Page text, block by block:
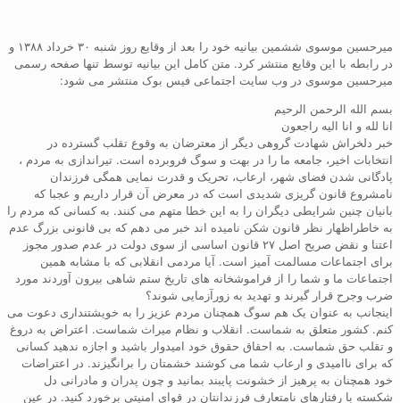
میرحسین موسوی ششمین بیانیه خود را بعد از وقایع روز شنبه ۳۰ خرداد ۱۳۸۸ و
در رابطه با این وقایع منتشر کرد. متن کامل این بیانیه توسط تنها صفحه رسمی
میرحسین موسوی در وب سایت اجتماعی فیس بوک منتشر می شود:
بسم الله الرحمن الرحیم
انا لله و انا الیه راجعون
خبر دلخراش شهادت گروهی دیگر از معترضان به وقوع تقلب گسترده در
انتخابات اخیر، جامعه ما را در بهت و سوگ فروبرده است. تیراندازی به مردم ،
پادگانی شدن فضای شهر، ارعاب، تحریک و قدرت نمایی همگی فرزندان
نامشروع قانون گریزی شدیدی است که در معرض آن قرار داریم و عجبا که
بانیان چنین شرایطی دیگران را به این خطا متهم می کنند. به کسانی که مردم را
به خاطراظهار نظر قانون شکن نامیده اند خبر می دهم که بی قانونی بزرگ عدم
اعتنا و نقض صریح اصل ۲۷ قانون اساسی از سوی دولت در عدم صدور مجوز
برای اجتماعات مسالمت آمیز است. آیا مردمی انقلابی که با مشابه همین
اجتماعات ما و شما را از فراموشخانه های تاریخ ستم شاهی بیرون آوردند مورد
ضرب وجرح قرار گیرند و تهدید به زورآزمایی شوند؟
اینجانب به عنوان یک هم سوگ همچنان مردم عزیز را به خویشتنداری دعوت می
کنم. کشور متعلق به شماست. انقلاب و نظام میراث شماست. اعتراض به دروغ
و تقلب حق شماست. به احقاق حقوق خود امیدوار باشید و اجازه ندهید کسانی
که برای ناامیدی و ارعاب شما می کوشند خشمتان را برانگیزند. در اعتراضات
خود همچنان به پرهیز از خشونت پایبند بمانید و چون پدران و مادرانی دل
شکسته با رفتارهای نامتعارف فرزندانتان در قوای امنیتی برخورد کنید. در عین